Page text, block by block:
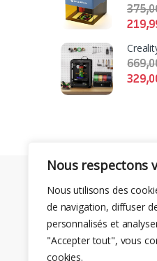
Nous respectons
Nous utilisons des
de navigation, diffuser
personnalisés et
"Accepter tout", vous
cookies.